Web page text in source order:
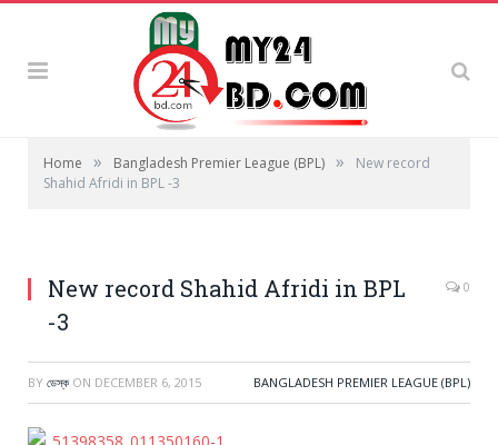
Home » Bangladesh Premier League (BPL) »
New record
Shahid Afridi in BPL -3
New record Shahid Afridi in BPL
-3
0
BY ডেস্ক ON DECEMBER 6, 2015 BANGLADESH PREMIER LEAGUE (BPL)